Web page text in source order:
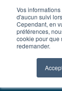
Vos
d'aucun suivi
Cependant, en
préférences,
cookie pour que
redemander.